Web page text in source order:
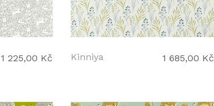
1 225,00 Kč Kinniya 1 685,00 Kč